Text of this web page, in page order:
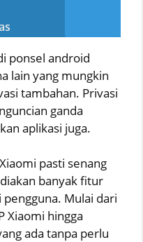
ponsel android
lain yang mungkin
tambahan. Privasi
ganda
aplikasi juga.
pasti senang
banyak fitur
Mulai dari
Xiaomi hingga
ada tanpa perlu